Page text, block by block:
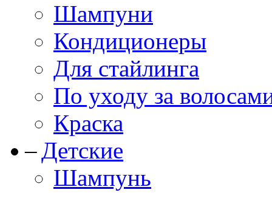
Шампуни
Кондиционеры
Для стайлинга
По уходу за
Краска
Детские
Шампунь